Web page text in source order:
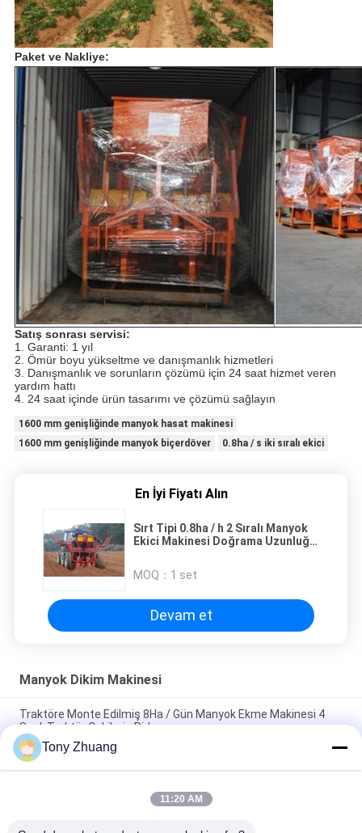
Paket ve Nakliye:
Satış sonrası servisi:
1. Garanti: 1 yıl
2. Ömür boyu yükseltme ve danışmanlık hizmetleri
3. Danışmanlık ve sorunların çözümü için 24 saat hizmet veren
yardım hattı
4. 24 saat içinde ürün tasarımı ve çözümü sağlayın
1600 mm genişliğinde manyok hasat makinesi
1600 mm genişliğinde manyok biçerdöver
0.8ha / s iki sıralı ekici
En İyi Fiyatı Alın
Sırt Tipi 0.8ha / h 2 Sıralı Manyok
Ekici Makinesi Doğrama Uzunluğu
MOQ： 1 set
Devam et
Manyok Dikim Makinesi
Traktöre Monte Edilmiş 8Ha / Gün Manyok Ekme Makinesi 4
Sıralı Traktör Çekilmiş Ridger
Çalışma D300-400mm 2.1km / H Manyok Hasat Makinesi İkiz
Sıralı
2 Sıralı Manyok Ekici Makinesi Kesme Uzunluğu 19cm Tarımsal
Tony Zhuang
11:20 AM